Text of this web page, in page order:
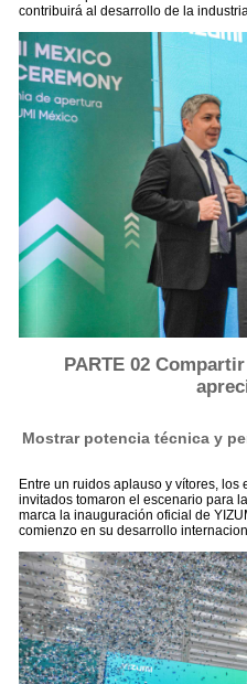
contribuirá al desarrollo de la
PARTE 02
Mostrar potencia técnica y
Entre un ruidos aplauso y vítores, los
invitados tomaron el escenario para
marca la inauguración oficial de
comienzo en su desarrollo